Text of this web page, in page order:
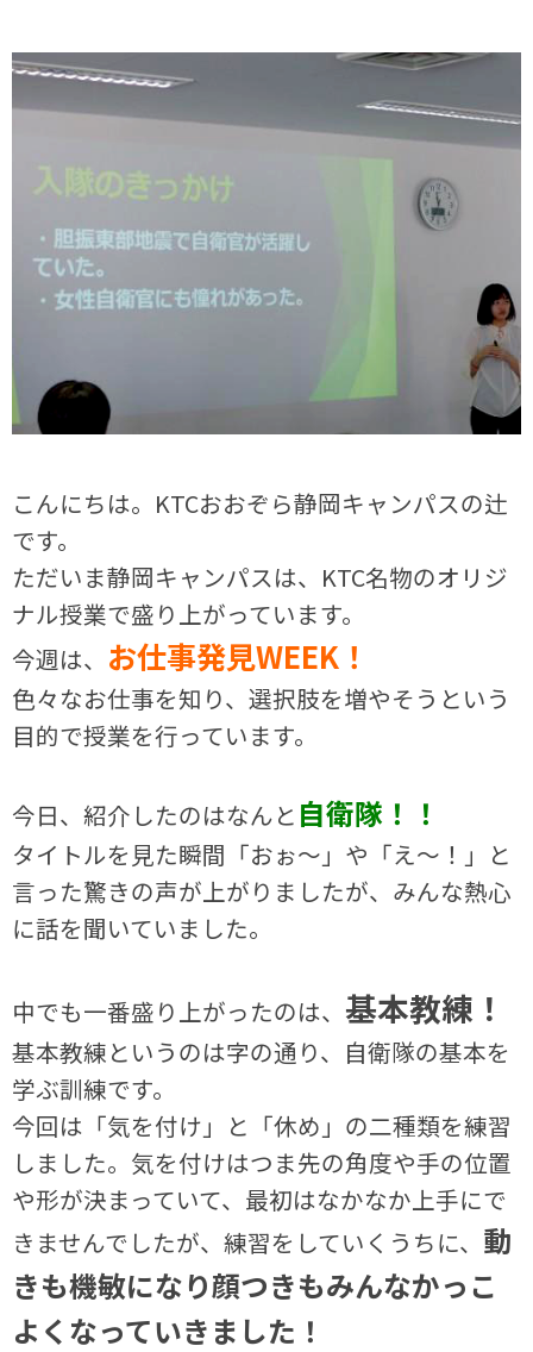
こんにちは。KTCおおぞら静岡キャンパスの辻
です。
ただいま静岡キャンパスは、KTC名物のオリジ
ナル授業で盛り上がっています。
今週は、 お仕事発見WEEK！
色々なお仕事を知り、選択肢を増やそうという
目的で授業を行っています。
今日、紹介したのはなんと 自衛隊！！
タイトルを見た瞬間「おぉ～」や「え～！」と
言った驚きの声が上がりましたが、みんな熱心
に話を聞いていました。
中でも一番盛り上がったのは、 基本教練！
基本教練というのは字の通り、自衛隊の基本を
学ぶ訓練です。
今回は「気を付け」と「休め」の二種類を練習
しました。気を付けはつま先の角度や手の位置
や形が決まっていて、最初はなかなか上手にで
きませんでしたが、練習をしていくうちに、 動
きも機敏になり顔つきもみんなかっこ
よくなっていきました！